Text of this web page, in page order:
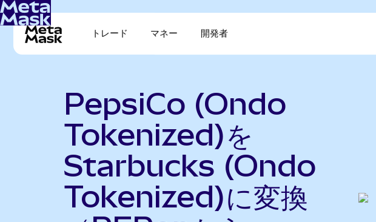
トレード マネー 開発者
PepsiCo (Ondo
Tokenized)を
Starbucks (Ondo
Tokenized)に変換